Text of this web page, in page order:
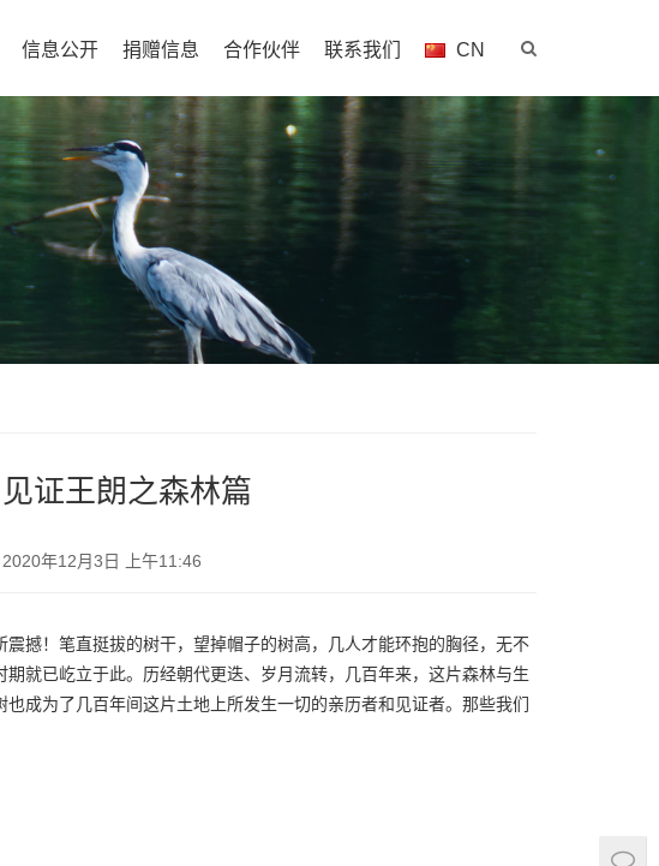
信息公开 捐赠信息 合作伙伴 联系我们 CN
证王朗之森林篇
2020年12月3日 上午11:46
撼！笔直挺拔的树干，望掉帽子的树高，几人才能环抱的胸径，无不
就已屹立于此。历经朝代更迭、岁月流转，几百年来，这片森林与生
成为了几百年间这片土地上所发生一切的亲历者和见证者。那些我们